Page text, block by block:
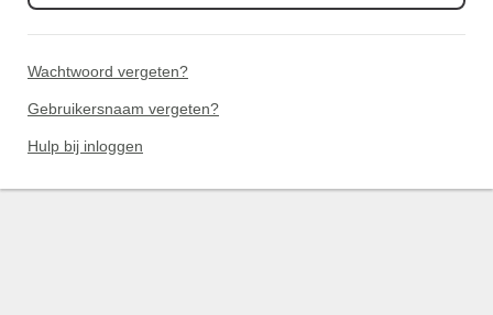
Wachtwoord vergeten?
Gebruikersnaam vergeten?
Hulp bij inloggen